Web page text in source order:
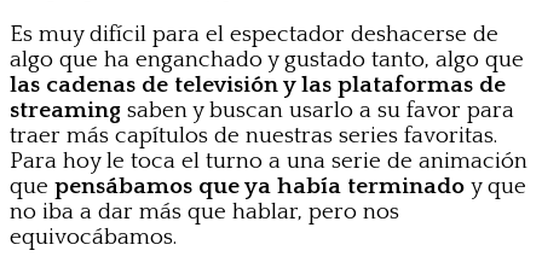
Es muy difícil para el espectador deshacerse de
algo que ha enganchado y gustado tanto, algo que
las cadenas de televisión y las plataformas de
streaming saben y buscan usarlo a su favor para
traer más capítulos de nuestras series favoritas.
Para hoy le toca el turno a una serie de animación
que pensábamos que ya había terminado y que
no iba a dar más que hablar, pero nos
equivocábamos.